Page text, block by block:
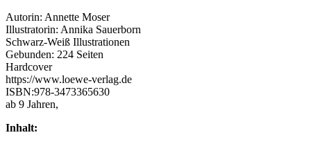
Autorin: Annette Moser
Illustratorin: Annika Sauerborn
Schwarz-Weiß Illustrationen
Gebunden: 224 Seiten
Hardcover
https://www.loewe-verlag.de
ISBN:978-3473365630
ab 9 Jahren,
Inhalt: